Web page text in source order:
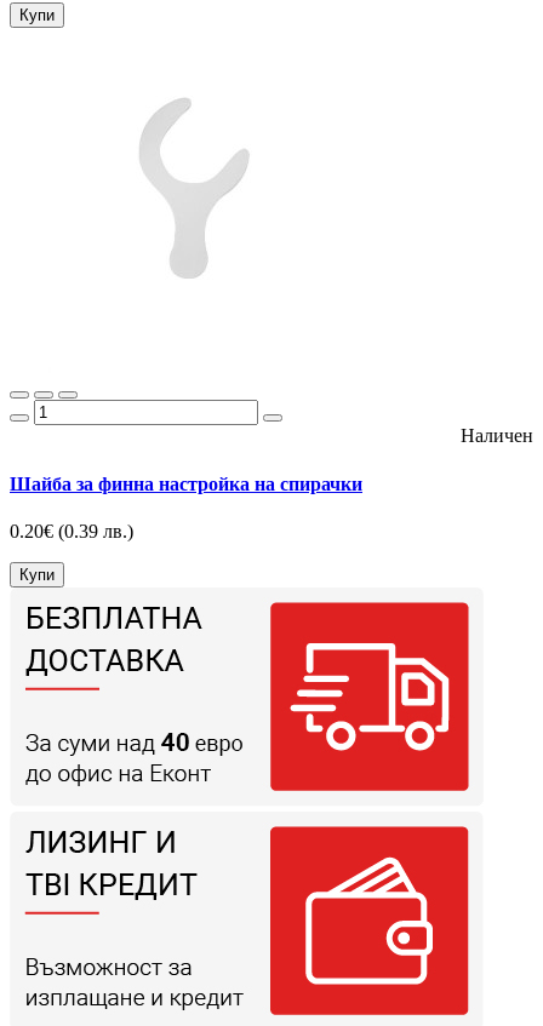
Купи
Наличен
Шайба за финна настройка на спирачки
0.20€ (0.39 лв.)
Купи